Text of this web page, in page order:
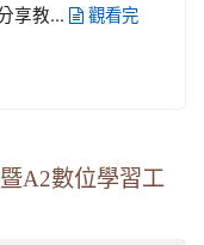
享教...
觀看完
A2數位學習工